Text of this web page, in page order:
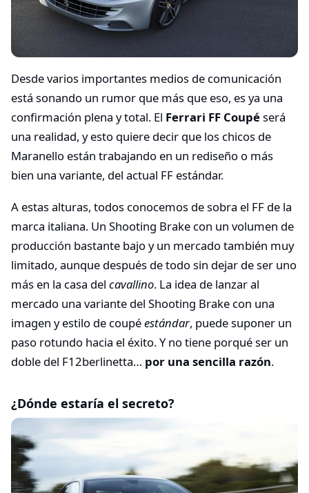
Desde varios importantes medios de comunicación
está sonando un rumor que más que eso, es ya una
confirmación plena y total. El Ferrari FF Coupéserá
una realidad, y esto quiere decir que los chicos de
Maranello están trabajando en un rediseño o más
bien una variante, del actual FF estándar.
A estas alturas, todos conocemos de sobra el FF de la
marca italiana. Un Shooting Brake con un volumen de
producción bastante bajo y un mercado también muy
limitado, aunque después de todo sin dejar de ser uno
más en la casa del cavallino. La idea de lanzar al
mercado una variante del Shooting Brake con una
imagen y estilo de coupéestándar, puede suponer un
paso rotundo hacia el éxito. Y no tiene porqué ser un
doble del F12berlinetta… por una sencilla razón.
¿Dónde estaría el secreto?